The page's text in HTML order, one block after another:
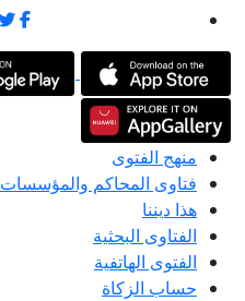
منهج الفتوى
فتاوى المحاكم والمؤسسات
هذا ديننا
الفتاوى البحثية
الفتوى الهاتفية
حساب الزكاة